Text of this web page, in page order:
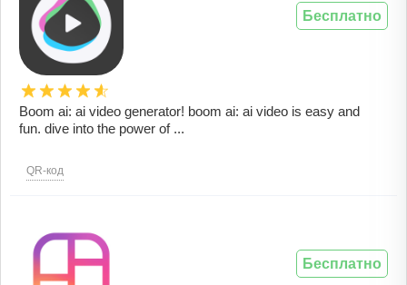
Boom ai: ai video generator! boom ai: ai video is easy and
fun. dive into the power of ...
QR-код
Бесплатно
Бесплатно